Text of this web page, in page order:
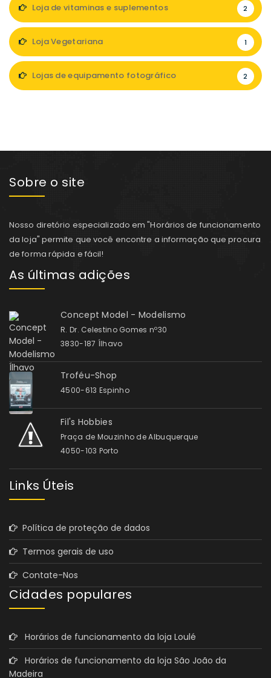
Loja de vitaminas e suplementos 2
Loja Vegetariana 1
Lojas de equipamento fotográfico 2
Sobre o site
Nosso diretório especializado em "Horários de funcionamento
da loja" permite que você encontre a informação que procura
de forma rápida e fácil!
As últimas adições
Concept Model - Modelismo
R. Dr. Celestino Gomes nº30
3830-187 Ílhavo
Troféu-Shop
4500-613 Espinho
Fil's Hobbies
Praça de Mouzinho de Albuquerque
4050-103 Porto
Links Úteis
Política de proteção de dados
Termos gerais de uso
Contate-Nos
Cidades populares
Horários de funcionamento da loja Loulé
Horários de funcionamento da loja São João da
Madeira